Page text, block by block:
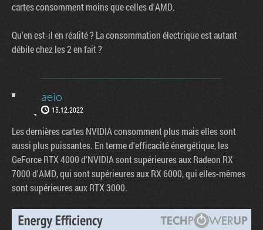
cartes consomment moins que celles d'AMD.
Qu'en est-il en réalité ? La consommation électrique est autant
débile chez les 2 en fait ?
aeio
15.12.2022
Les dernières cartes NVIDIA consomment plus mais elles sont
aussi plus puissantes. En terme d'efficacité énergétique, les
GeForce RTX 4000 d'NVIDIA sont supérieures aux Radeon RX
7000 d'AMD, qui sont supérieures aux RX 6000, qui elles-mêmes
sont supérieures aux RTX 3000.